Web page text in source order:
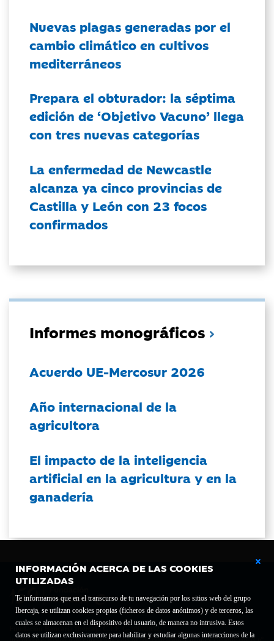
INFORMACIÓN ACERCA DE LAS COOKIES
UTILIZADAS
Te informamos que en el transcurso de tu navegación por los sitios web del grupo
Ibercaja, se utilizan cookies propias (ficheros de datos anónimos) y de terceros, las
cuales se almacenan en el dispositivo del usuario, de manera no intrusiva. Estos
datos se utilizan exclusivamente para habilitar y estudiar algunas interacciones de la
Nuevas plagas generadas por el
cambio climático en cultivos
mediterráneos
Prepara el obturador: la séptima
edición de ‘Objetivo Vacuno’ llega
con tres nuevas categorías
La enfermedad de Newcastle
alcanza ya cinco provincias de
Castilla y León con 23 focos
confirmados
Informes monográficos
Acuerdo UE-Mercosur 2026
Año internacional de la
agricultora
El impacto de la inteligencia
artificial en la agricultura y en la
ganadería
Fundación Bancaria Ibercaja C.I.F. G-50000652.